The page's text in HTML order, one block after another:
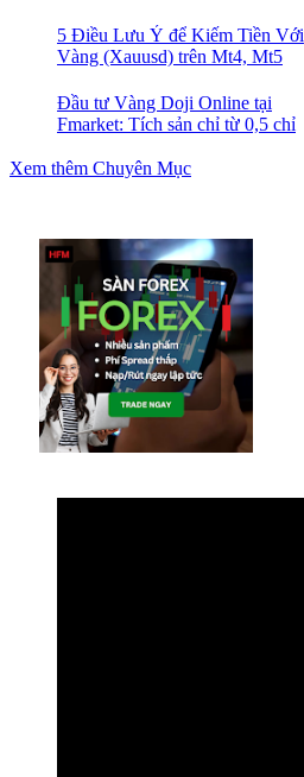
5 Điều Lưu Ý để Kiếm Tiền Với
Vàng (Xauusd) trên Mt4, Mt5
Đầu tư Vàng Doji Online tại
Fmarket: Tích sản chỉ từ 0,5 chỉ
Xem thêm Chuyên Mục